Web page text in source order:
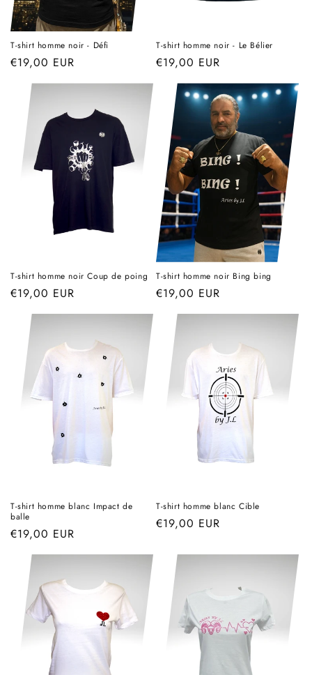
T-shirt homme noir - Défi
Prix
habituel
€19,00 EUR
T-shirt homme noir - Le Bélier
Prix
habituel
€19,00 EUR
T-shirt homme noir Coup de poing
Prix
habituel
€19,00 EUR
T-shirt homme noir Bing bing
Prix
habituel
€19,00 EUR
T-shirt homme blanc Impact de
balle
Prix
habituel
€19,00 EUR
T-shirt homme blanc Cible
Prix
€19,00 EUR